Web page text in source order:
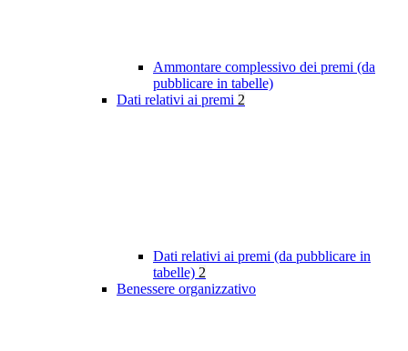
Ammontare complessivo dei premi (da
pubblicare in tabelle)
Dati relativi ai premi 2
Dati relativi ai premi (da pubblicare in
tabelle) 2
Benessere organizzativo